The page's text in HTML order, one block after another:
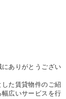
ありがとうござい
た賃貸物件のご紹
広いサービスを行